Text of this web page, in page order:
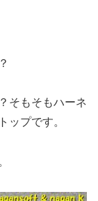
そもそもハーネ
ップです。